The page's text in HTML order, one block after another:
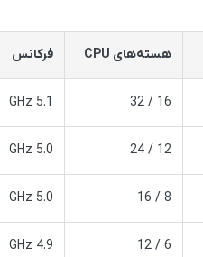
هسته‌های CPU فرکانس
16 / 32
5.1 GHz
12 / 24
5.0 GHz
8 / 16
5.0 GHz
6 / 12
4.9 GHz